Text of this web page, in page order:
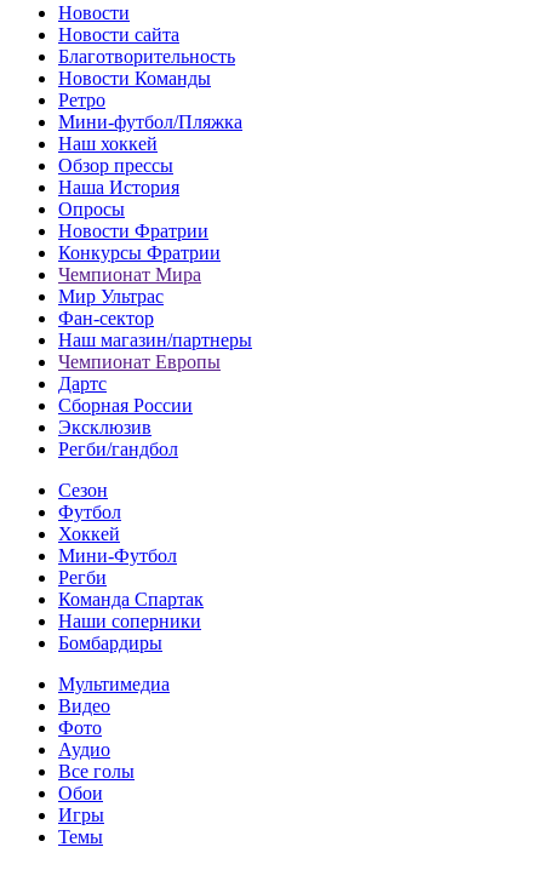
Новости
Новости сайта
Благотворительность
Новости Команды
Ретро
Мини-футбол/Пляжка
Наш хоккей
Обзор прессы
Наша История
Опросы
Новости Фратрии
Конкурсы Фратрии
Чемпионат Мира
Мир Ультрас
Фан-cектор
Наш магазин/партнеры
Чемпионат Европы
Дартс
Сборная России
Эксклюзив
Регби/гандбол
Сезон
Футбол
Хоккей
Мини-Футбол
Регби
Команда Спартак
Наши соперники
Бомбардиры
Мультимедиа
Видео
Фото
Аудио
Все голы
Обои
Игры
Темы